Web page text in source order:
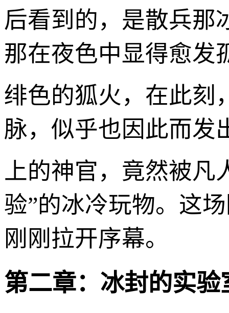
后看到的，是散兵那
那在夜色中显得愈发
绯色的狐火，在此刻
脉，似乎也因此而发
上的神官，竟然被凡
验”的冰冷玩物。这
刚刚拉开序幕。
第二章：冰封的实